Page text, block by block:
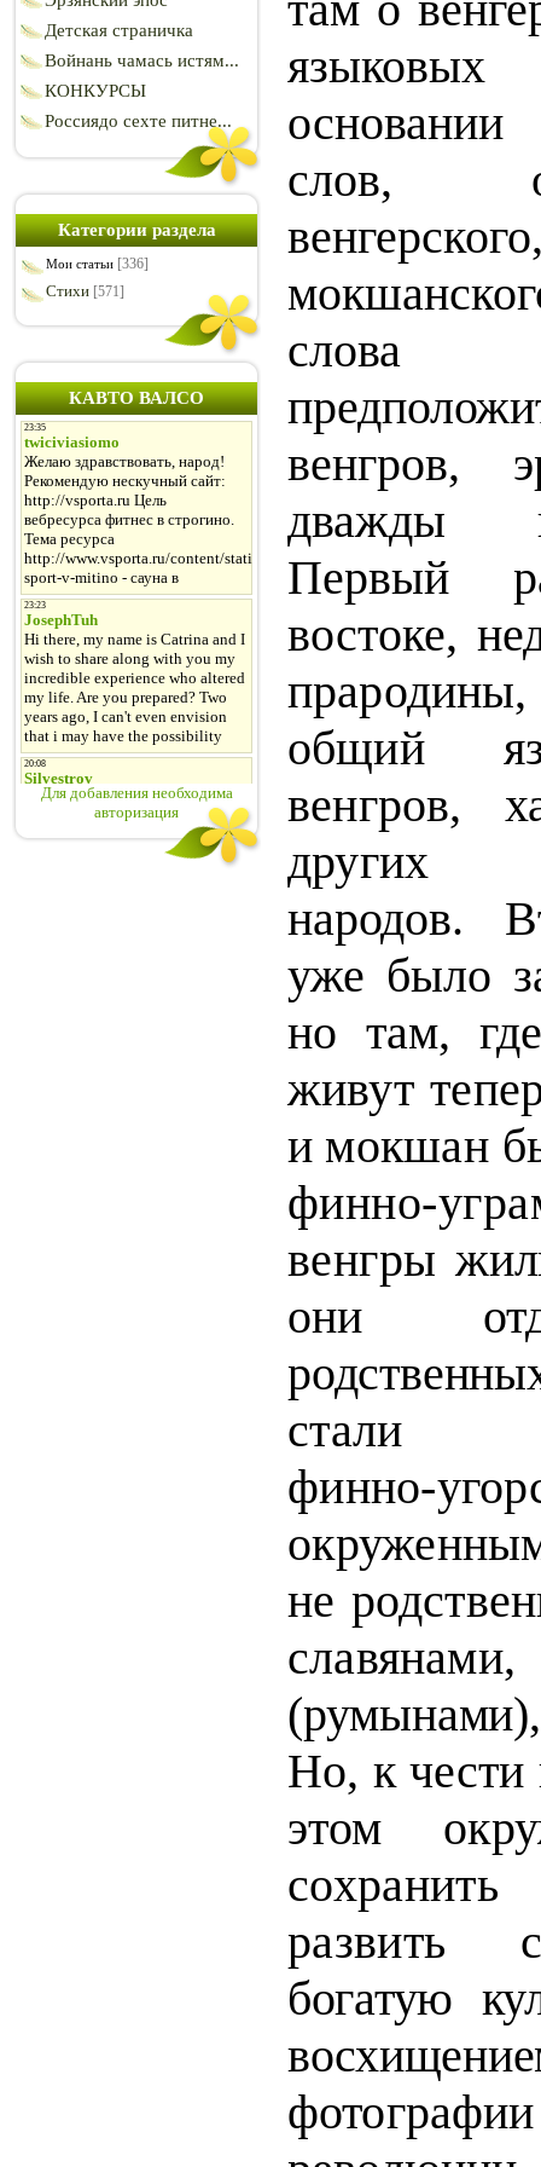
Детская страничка
Войнань чамась истям...
КОНКУРСЫ
Россиядо сехте питне...
Категории раздела
Мои статьи [336]
Стихи [571]
КАВТО ВАЛСО
Для добавления необходима
авторизация
слов,
слова
венг­ров,
дважды
Первый
востоке,
прародины,
об­щий
венгров,
других
народов.
уже было
но там,
живут
и мок­шан
финно-
венгры
они
стали
финно-
окружен­
не
Но, к
этом
развить
богатую